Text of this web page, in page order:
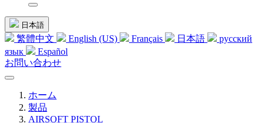
日本語
繁體中文 English (US) Français 日本語
русский
язык
Español
お問い合わせ
ホーム
製品
AIRSOFT PISTOL